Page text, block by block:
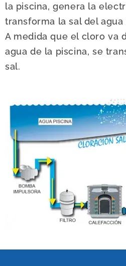
la piscina, genera la
transforma la sal del
A medida que el cloro va
agua de la piscina, se
sal.